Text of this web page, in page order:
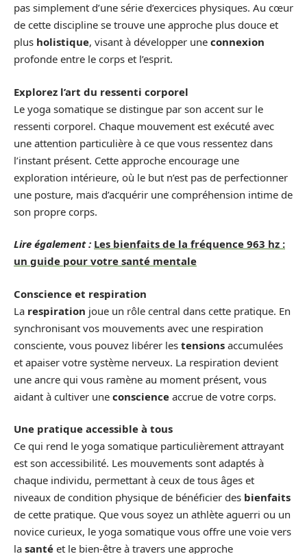
pas simplement d’une série d’exercices physiques. Au cœur
de cette discipline se trouve une approche plus douce et
plus holistique, visant à développer une connexion
profonde entre le corps et l’esprit.
Explorez l’art du ressenti corporel
Le yoga somatique se distingue par son accent sur le
ressenti corporel. Chaque mouvement est exécuté avec
une attention particulière à ce que vous ressentez dans
l’instant présent. Cette approche encourage une
exploration intérieure, où le but n’est pas de perfectionner
une posture, mais d’acquérir une compréhension intime de
son propre corps.
Lire également : Les bienfaits de la fréquence 963 hz :
un guide pour votre santé mentale
Conscience et respiration
La respiration joue un rôle central dans cette pratique. En
synchronisant vos mouvements avec une respiration
consciente, vous pouvez libérer les tensions accumulées
et apaiser votre système nerveux. La respiration devient
une ancre qui vous ramène au moment présent, vous
aidant à cultiver une conscience accrue de votre corps.
Une pratique accessible à tous
Ce qui rend le yoga somatique particulièrement attrayant
est son accessibilité. Les mouvements sont adaptés à
chaque individu, permettant à ceux de tous âges et
niveaux de condition physique de bénéficier des bienfaits
de cette pratique. Que vous soyez un athlète aguerri ou un
novice curieux, le yoga somatique vous offre une voie vers
la santé et le bien-être à travers une approche